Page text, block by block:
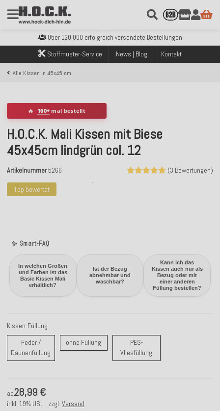
Über 120.000 erfolgreich versendete Bestellungen
Sicher bezahlen mit Klarna, PayPal & Amazon Pay
Kostenloser Versand innerhalb Deutschlands ab 99€ Bestellwert
Über 120.000 erfolgreich versendete Bestellungen
Sicher bezahlen mit Klarna, PayPal & Amazon Pay
Stoffmuster-Service News | Blog Kontakt
Alle Kissen in 45x45 cm
Top bewertet
✨ Smart-FAQ
In welchen Größen
und Farben ist das
Basic Kissen Mali
erhältlich?
Ist der Bezug
abnehmbar und
waschbar?
Kann ich das
Kissen auch nur als
Bezug oder mit
einer anderen
Füllung bestellen?
🔥 100+ mal bestellt
H.O.C.K. Mali Kissen mit Biese
45x45cm lindgrün col. 12
(3 Bewertungen)
Artikelnummer5266
Kissen-Füllung
Feder /
Daunenfüllung Feder / Daunenfüllung
ohne Füllung ohne FüllungPES-
Vliesfüllung
ab28,99 €
inkl. 19% USt. , zzgl. Versand